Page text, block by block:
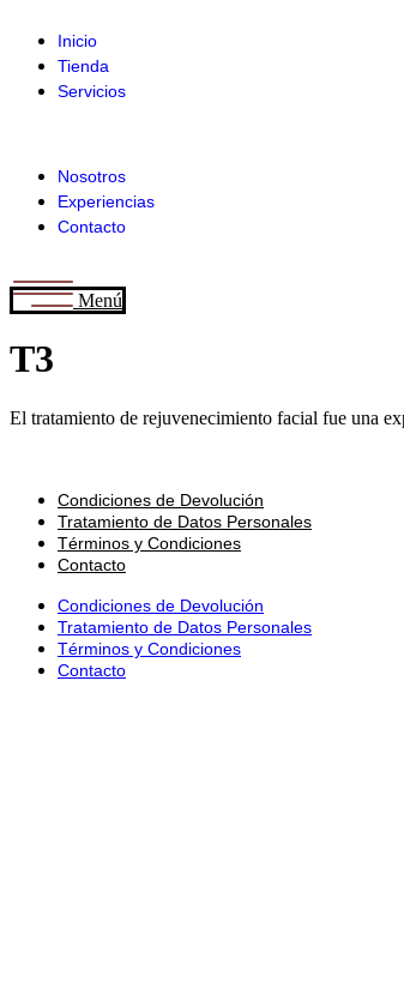
contenido
Inicio
Tienda
Servicios
Nosotros
Experiencias
Contacto
Menú
T3
El tratamiento de rejuvenecimiento facial fue una
Condiciones de Devolución
Tratamiento de Datos Personales
Términos y Condiciones
Contacto
Condiciones de Devolución
Tratamiento de Datos Personales
Términos y Condiciones
Contacto